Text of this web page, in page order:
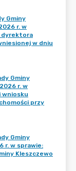
Gminy
r. w
dyrektora
w dniu
Gminy
r. w
wniosku
przy
Gminy
r. w sprawie:
Kleszczewo